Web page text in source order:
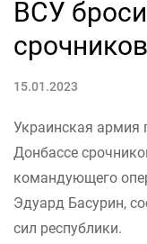
ВСУ
15.01.2023
Украинская армия
Донбассе
командующего
Эдуард Басурин,
сил республики.